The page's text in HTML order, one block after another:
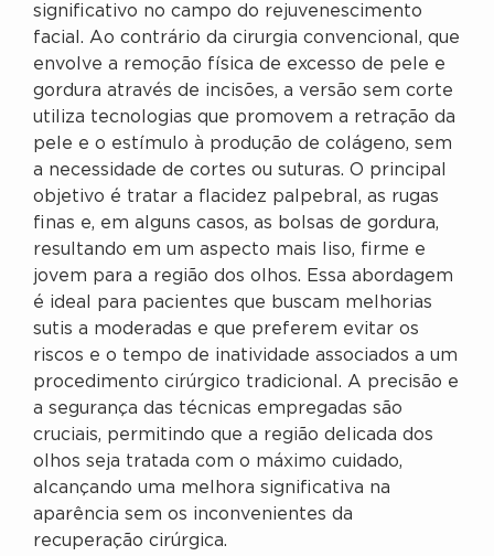
significativo no campo do rejuvenescimento
facial. Ao contrário da cirurgia convencional, que
envolve a remoção física de excesso de pele e
gordura através de incisões, a versão sem corte
utiliza tecnologias que promovem a retração da
pele e o estímulo à produção de colágeno, sem
a necessidade de cortes ou suturas. O principal
objetivo é tratar a flacidez palpebral, as rugas
finas e, em alguns casos, as bolsas de gordura,
resultando em um aspecto mais liso, firme e
jovem para a região dos olhos. Essa abordagem
é ideal para pacientes que buscam melhorias
sutis a moderadas e que preferem evitar os
riscos e o tempo de inatividade associados a um
procedimento cirúrgico tradicional. A precisão e
a segurança das técnicas empregadas são
cruciais, permitindo que a região delicada dos
olhos seja tratada com o máximo cuidado,
alcançando uma melhora significativa na
aparência sem os inconvenientes da
recuperação cirúrgica.